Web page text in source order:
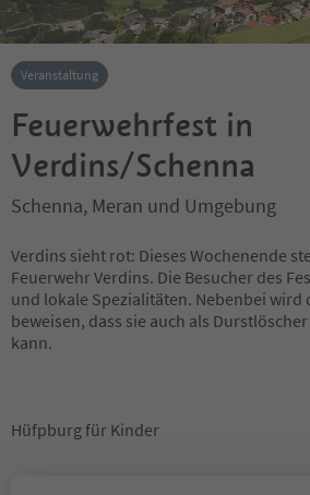
Veranstaltung
Feuerwehrfest in
Verdins/Schenna
Schenna, Meran und Umgebung
Verdins sieht rot: Dieses Wochenende
Feuerwehr Verdins. Die Besucher des
und lokale Spezialitäten. Nebenbei wird
beweisen, dass sie auch als
kann.
Hüfpburg für Kinder